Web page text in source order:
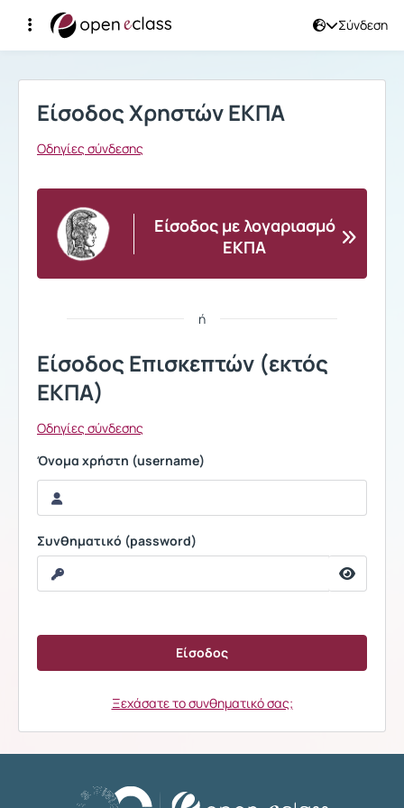
Σύνδεση
Σύνδεση
Είσοδος Χρηστών ΕΚΠΑ
Οδηγίες σύνδεσης
Είσοδος με λογαριασμό
ΕΚΠΑ
ή
Είσοδος Επισκεπτών (εκτός
ΕΚΠΑ)
Οδηγίες σύνδεσης
Όνομα χρήστη (username)
Συνθηματικό (password)
Ξεχάσατε το συνθηματικό σας;